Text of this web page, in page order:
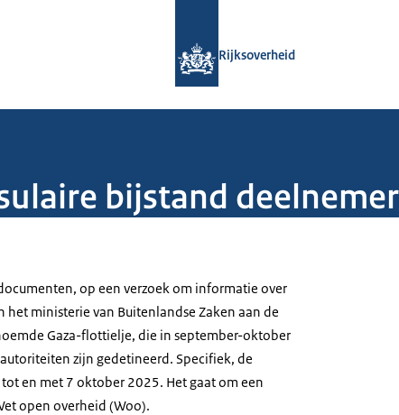
Rijksoverheid
bijstand
op een verzoek om informatie over
het ministerie van Buitenlandse Zaken aan de
Gaza-flottielje, die in september-oktober
zijn gedetineerd. Specifiek, de
en met 7 oktober 2025. Het gaat om een
open overheid (Woo).